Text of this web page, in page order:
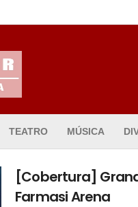
TEATRO MÚSICA
[Cobertura]
Farmasi Arena